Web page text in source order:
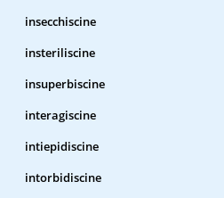
insecchiscine
insteriliscine
insuperbiscine
interagiscine
intiepidiscine
intorbidiscine